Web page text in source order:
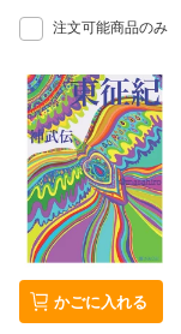
注文可能商品のみ
かごに入れる